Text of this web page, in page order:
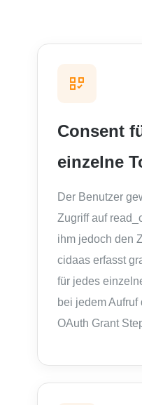
Consent
einzelne
Der Benutzer
Zugriff auf
ihm jedoch den
cidaas erfasst
für jedes
bei jedem
OAuth Grant